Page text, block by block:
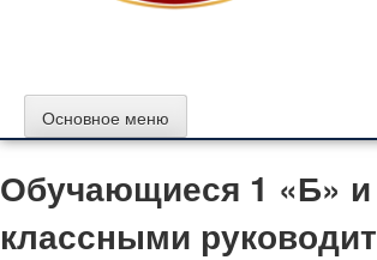
Основное меню
Обучающиеся 1 «Б»
классными